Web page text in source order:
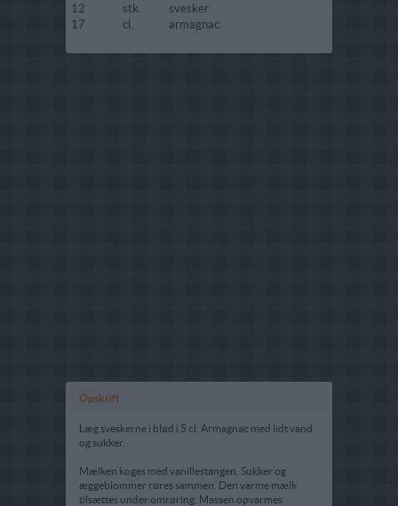
12
stk.
svesker
17
cl. armagnac
Opskrift
Læg sveskerne i blød i 5 cl. Armagnac med lidt vand
og sukker.
Mælken koges med vanillestangen. Sukker og
æggeblommer røres sammen. Den varme mælk
tilsættes under omrøring. Massen opvarmes